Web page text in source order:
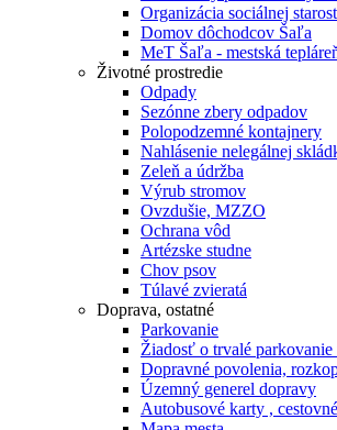
Organizácia sociálnej
Domov dôchodcov Šaľa
MeT Šaľa - mestská
Životné prostredie
Odpady
Sezónne zbery odpadov
Polopodzemné kontajnery
Nahlásenie nelegálnej
Zeleň a údržba
Výrub stromov
Ovzdušie, MZZO
Ochrana vôd
Artézske studne
Chov psov
Túlavé zvieratá
Doprava, ostatné
Parkovanie
Žiadosť o trvalé
Dopravné povolenia,
Územný generel dopravy
Autobusové karty ,